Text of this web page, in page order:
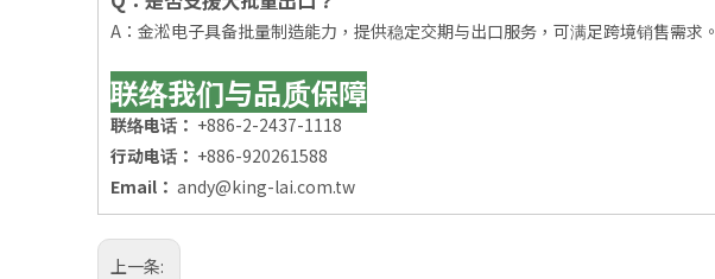
A：金淞电子具备批量制造能力，提供稳定交期与出口服务，可满足跨境销售需求。
联络我们与品质保障
联络电话： +886-2-2437-1118
行动电话： +886-920261588
Email： andy@king-lai.com.tw
上一条: